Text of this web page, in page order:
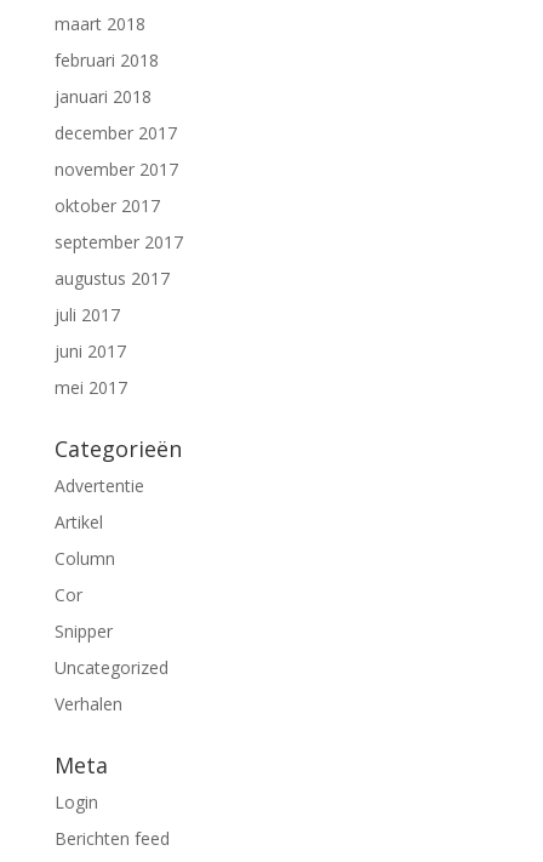
maart 2018
februari 2018
januari 2018
december 2017
november 2017
oktober 2017
september 2017
augustus 2017
juli 2017
juni 2017
mei 2017
Categorieën
Advertentie
Artikel
Column
Cor
Snipper
Uncategorized
Verhalen
Meta
Login
Berichten feed